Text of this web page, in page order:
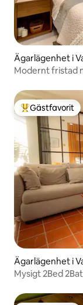
Ägarlägenhet i
Modernt fristad
Populär
Gästfavorit
Ägarlägenhet i
Mysigt 2Bed